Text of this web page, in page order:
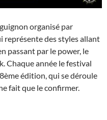
organisé par
représente des styles allant
passant par le power, le
Chaque année le festival
édition, qui se déroule
fait que le confirmer.
pour le Rising Fest